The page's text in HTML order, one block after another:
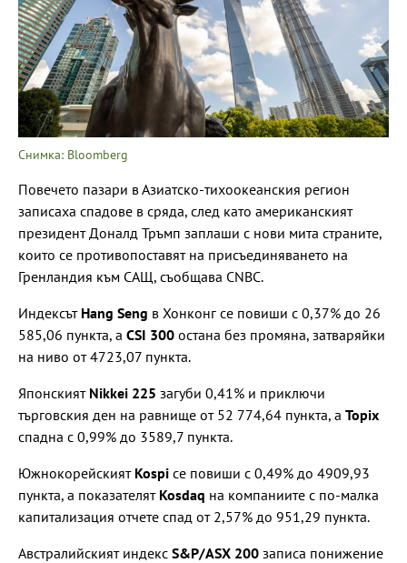
Снимка: Bloomberg
Повечето пазари в Азиатско-тихоокеанския регион
записаха спадове в сряда, след като американският
президент Доналд Тръмп заплаши с нови мита страните,
които се противопоставят на присъединяването на
Гренландия към САЩ, съобщава CNBC.
Индексът Hang Seng в Хонконг се повиши с 0,37% до 26
585,06 пункта, а CSI 300 остана без промяна, затваряйки
на ниво от 4723,07 пункта.
Японският Nikkei 225 загуби 0,41% и приключи
търговския ден на равнище от 52 774,64 пункта, а Topix
спадна с 0,99% до 3589,7 пункта.
Южнокорейският Kospi се повиши с 0,49% до 4909,93
пункта, а показателят Kosdaq на компаниите с по-малка
капитализация отчете спад от 2,57% до 951,29 пункта.
Австралийският индекс S&P/ASX 200 записа понижение